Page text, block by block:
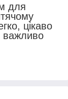
для
цікаво
важливо